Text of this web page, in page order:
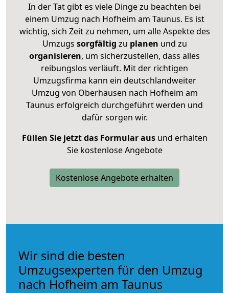
In der Tat gibt es viele Dinge zu beachten bei
einem Umzug nach Hofheim am Taunus. Es ist
wichtig, sich Zeit zu nehmen, um alle Aspekte des
Umzugs sorgfältig zu planen und zu
organisieren, um sicherzustellen, dass alles
reibungslos verläuft. Mit der richtigen
Umzugsfirma kann ein deutschlandweiter
Umzug von Oberhausen nach Hofheim am
Taunus erfolgreich durchgeführt werden und
dafür sorgen wir.
Füllen Sie jetzt das Formular ausund erhalten
Sie kostenlose Angebote
Kostenlose Angebote erhalten
Wir sind die besten
Umzugsexperten für den Umzug
nach Hofheim am Taunus